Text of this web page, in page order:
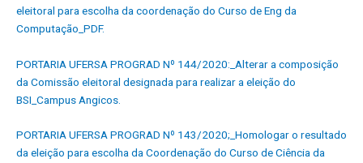
eleitoral para escolha da coordenação do Curso de Eng da
Computação_PDF.
PORTARIA UFERSA PROGRAD Nº 144/2020:_Alterar a composição
da Comissão eleitoral designada para realizar a eleição do
BSI_Campus Angicos.
PORTARIA UFERSA PROGRAD Nº 143/2020;_Homologar o resultado
da eleição para escolha da Coordenação do Curso de Ciência da